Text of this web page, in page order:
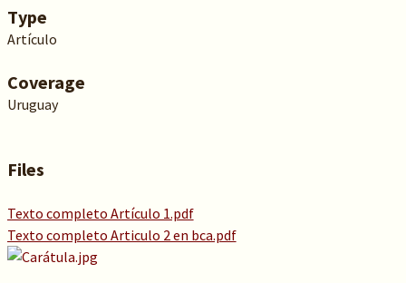
Type
Artículo
Coverage
Uruguay
Files
Texto completo Artículo 1.pdf
Texto completo Articulo 2 en bca.pdf